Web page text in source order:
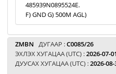
485939N0895524E.
F) GND G) 500M AGL)
ZMBN ДУГААР :C0085/26
ЭХЛЭХ ХУГАЦАА (UTC) :2026-07-
ДУУСАХ ХУГАЦАА (UTC) :2026-